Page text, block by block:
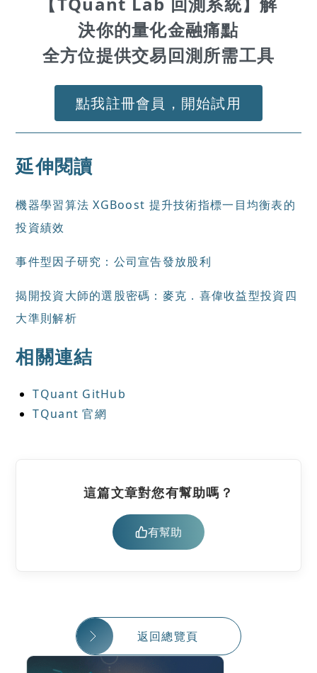
決你的量化金融痛點
全方位提供交易回測所需工具
點我註冊會員，開始試用
延伸閱讀
機器學習算法 XGBoost 提升技術指標一目均衡表的
投資績效
事件型因子研究：公司宣告發放股利
揭開投資大師的選股密碼：麥克．喜偉收益型投資四
大準則解析
相關連結
TQuant GitHub
TQuant 官網
這篇文章對您有幫助嗎？
有幫助
返回總覽頁